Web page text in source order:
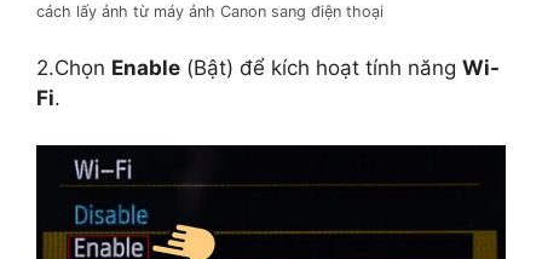
cách lấy ảnh từ máy ảnh Canon sang điện thoại
2.Chọn Enable (Bật) để kích hoạt tính năng Wi-
Fi.